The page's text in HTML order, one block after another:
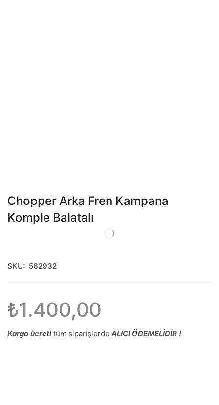
Chopper Arka Fren Kampana
Komple Balatalı
SKU: 562932
₺1.400,00
Kargo ücretitüm siparişlerde ALICI ÖDEMELİDİR !